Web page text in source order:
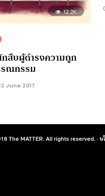
12.2K
กสืบผู้ดำรงความถูก
ณกรรม
June 2017
The MATTER. All rights reserved. ·น